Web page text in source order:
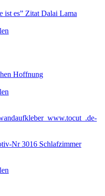
ist es” Zitat Dalai Lama
Hoffnung
Nr 3016 Schlafzimmer